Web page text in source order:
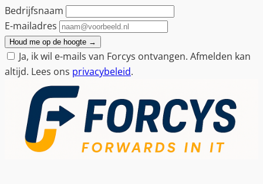
Bedrijfsnaam
E-mailadres
Houd me op de hoogte →
Ja, ik wil e-mails van Forcys ontvangen. Afmelden kan
altijd. Lees ons privacybeleid.